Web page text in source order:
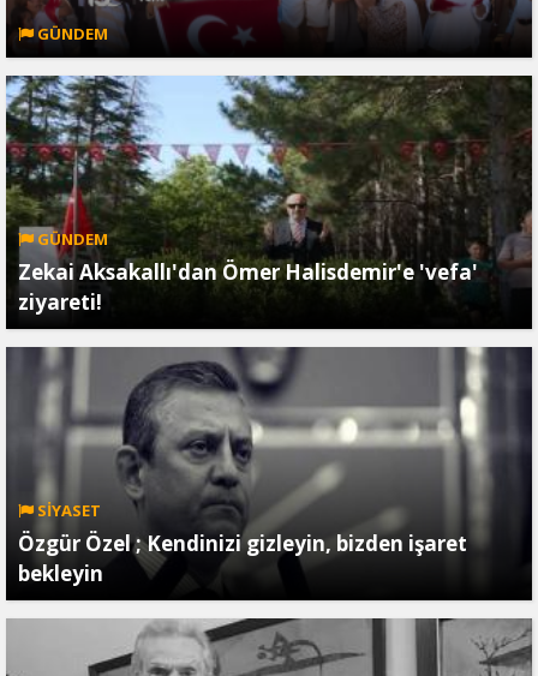
GÜNDEM
GÜNDEM
Zekai Aksakallı'dan Ömer Halisdemir'e 'vefa'
ziyareti!
SİYASET
Özgür Özel ; Kendinizi gizleyin, bizden işaret
bekleyin